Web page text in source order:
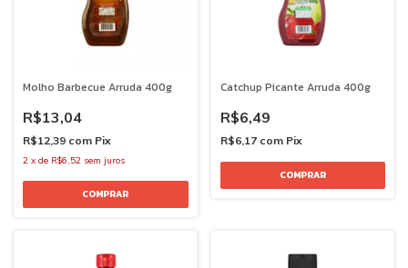
Molho Barbecue Arruda 400g
R$13,04
R$12,39 com Pix
2 x de R$6,52 sem juros
Catchup Picante Arruda 400g
R$6,49
R$6,17 com Pix